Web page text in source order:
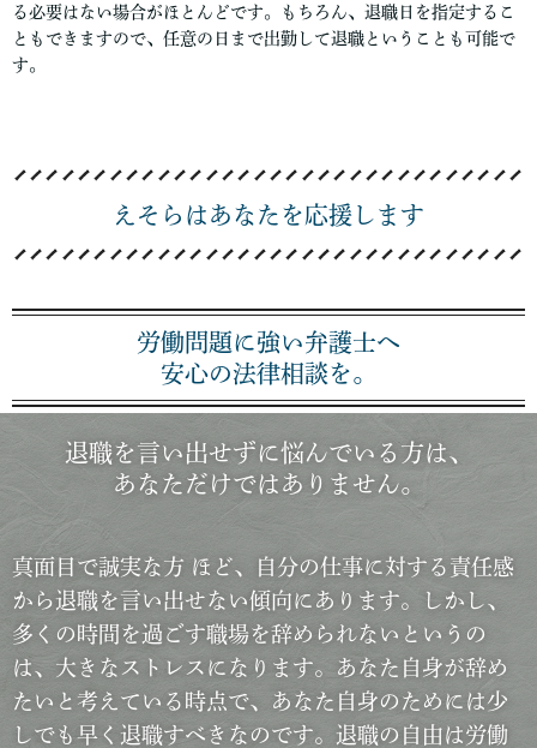
る必要はない場合がほとんどです。もちろん、退職日を指定するこ
ともできますので、任意の日まで出勤して退職ということも可能で
す。
えそらはあなたを応援します
労働問題に強い弁護士へ
安心の法律相談を。
退職を言い出せずに悩んでいる方は、
あなただけではありません。
真面目で誠実な方 ほど、自分の仕事に対する責任感
から退職を言い出せない傾向にあります。しかし、
多くの時間を過ごす職場を辞められないというの
は、大きなストレスになります。あなた自身が辞め
たいと考えている時点で、あなた自身のためには少
しでも早く退職すべきなのです。 退職の自由は労働